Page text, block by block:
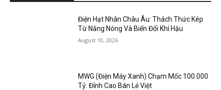
Điện Hạt Nhân Châu Âu: Thách Thức Kép
Từ Nắng Nóng Và Biến Đổi Khí Hậu
August 10, 2026
MWG (Điện Máy Xanh) Chạm Mốc 100.000
Tỷ: Đỉnh Cao Bán Lẻ Việt